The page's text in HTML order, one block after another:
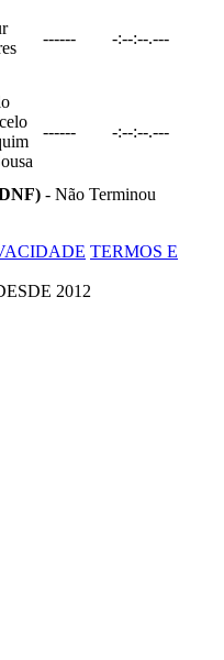
------ -:--:--.---
------ -:--:--.---
- Não Terminou
TERMOS E
2012